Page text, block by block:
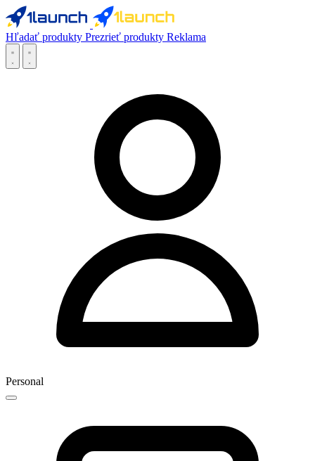
Hľadať produkty Prezrieť produkty Reklama
Personal